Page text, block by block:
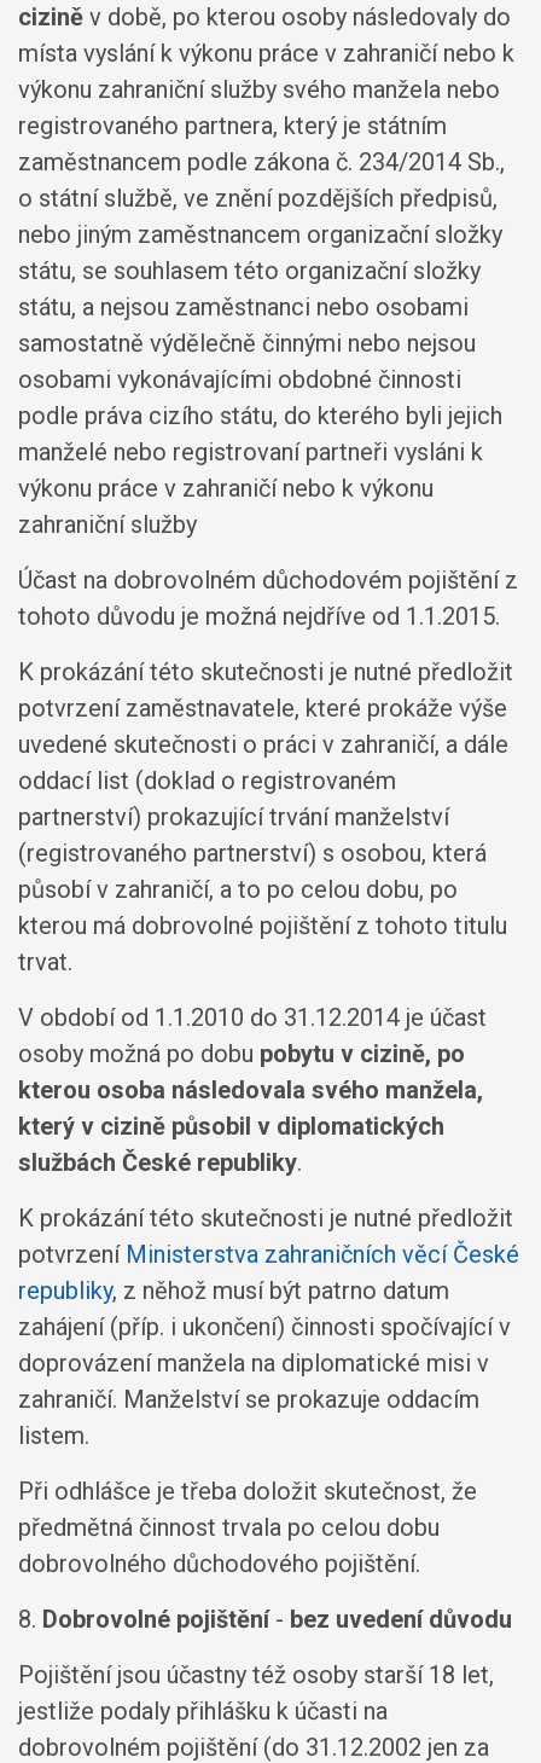
cizině v době, po kterou osoby následovaly do
místa vyslání k výkonu práce v zahraničí nebo k
výkonu zahraniční služby svého manžela nebo
registrovaného partnera, který je státním
zaměstnancem podle zákona č. 234/2014 Sb.,
o státní službě, ve znění pozdějších předpisů,
nebo jiným zaměstnancem organizační složky
státu, se souhlasem této organizační složky
státu, a nejsou zaměstnanci nebo osobami
samostatně výdělečně činnými nebo nejsou
osobami vykonávajícími obdobné činnosti
podle práva cizího státu, do kterého byli jejich
manželé nebo registrovaní partneři vysláni k
výkonu práce v zahraničí nebo k výkonu
zahraniční služby
Účast na dobrovolném důchodovém pojištění z
tohoto důvodu je možná nejdříve od 1.1.2015.
K prokázání této skutečnosti je nutné předložit
potvrzení zaměstnavatele, které prokáže výše
uvedené skutečnosti o práci v zahraničí, a dále
oddací list (doklad o registrovaném
partnerství) prokazující trvání manželství
(registrovaného partnerství) s osobou, která
působí v zahraničí, a to po celou dobu, po
kterou má dobrovolné pojištění z tohoto titulu
trvat.
V období od 1.1.2010 do 31.12.2014 je účast
osoby možná po dobu pobytu v cizině, po
kterou osoba následovala svého manžela,
který v cizině působil v diplomatických
službách České republiky.
K prokázání této skutečnosti je nutné předložit
potvrzení Ministerstva zahraničních věcí České
republiky, z něhož musí být patrno datum
zahájení (příp. i ukončení) činnosti spočívající v
doprovázení manžela na diplomatické misi v
zahraničí. Manželství se prokazuje oddacím
listem.
Při odhlášce je třeba doložit skutečnost, že
předmětná činnost trvala po celou dobu
dobrovolného důchodového pojištění.
8. Dobrovolné pojištění - bez uvedení důvodu
Pojištění jsou účastny též osoby starší 18 let,
jestliže podaly přihlášku k účasti na
dobrovolném pojištění (do 31.12.2002 jen za